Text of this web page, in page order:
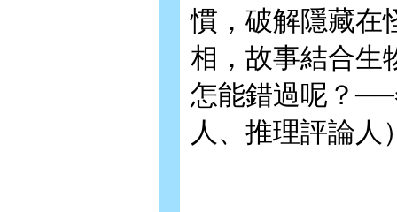
慣，破解隱藏在
相，故事結合生
怎能錯過呢？
人、推理評論人